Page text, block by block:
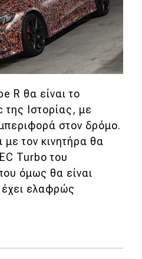
R θα είναι το
Ιστορίας, με
στον δρόμο.
με τον κινητήρα θα
Turbo του
όμως θα είναι
έχει ελαφρώς